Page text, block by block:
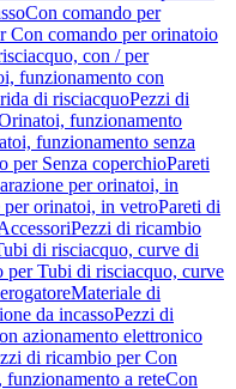
Con comando per
Con comando per orinatoio
con / per
funzionamento con
di risciacquoPezzi di
funzionamento
funzionamento senza
per Senza coperchioPareti
per orinatoi, in
per orinatoi, in vetroPareti di
Pezzi di ricambio
di risciacquo, curve di
per Tubi di risciacquo, curve
Materiale di
da incassoPezzi di
azionamento elettronico
di ricambio per Con
a reteCon